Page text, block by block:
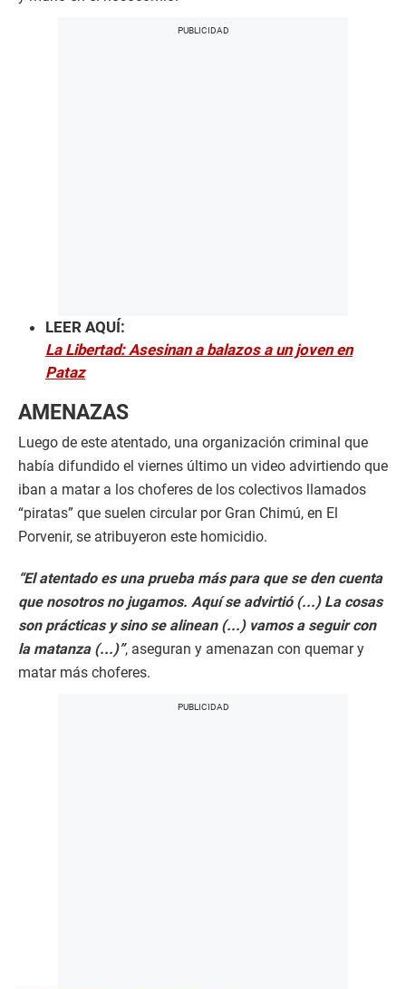
LEER AQUÍ:
La Libertad: Asesinan a balazos a un joven en
Pataz
AMENAZAS
Luego de este atentado, una organización criminal que
había difundido el viernes último un video advirtiendo que
iban a matar a los choferes de los colectivos llamados
“piratas” que suelen circular por Gran Chimú, en El
Porvenir, se atribuyeron este homicidio.
“El atentado es una prueba más para que se den cuenta
que nosotros no jugamos. Aquí se advirtió (...) La cosas
son prácticas y sino se alinean (...) vamos a seguir con
la matanza (...)”, aseguran y amenazan con quemar y
matar más choferes.